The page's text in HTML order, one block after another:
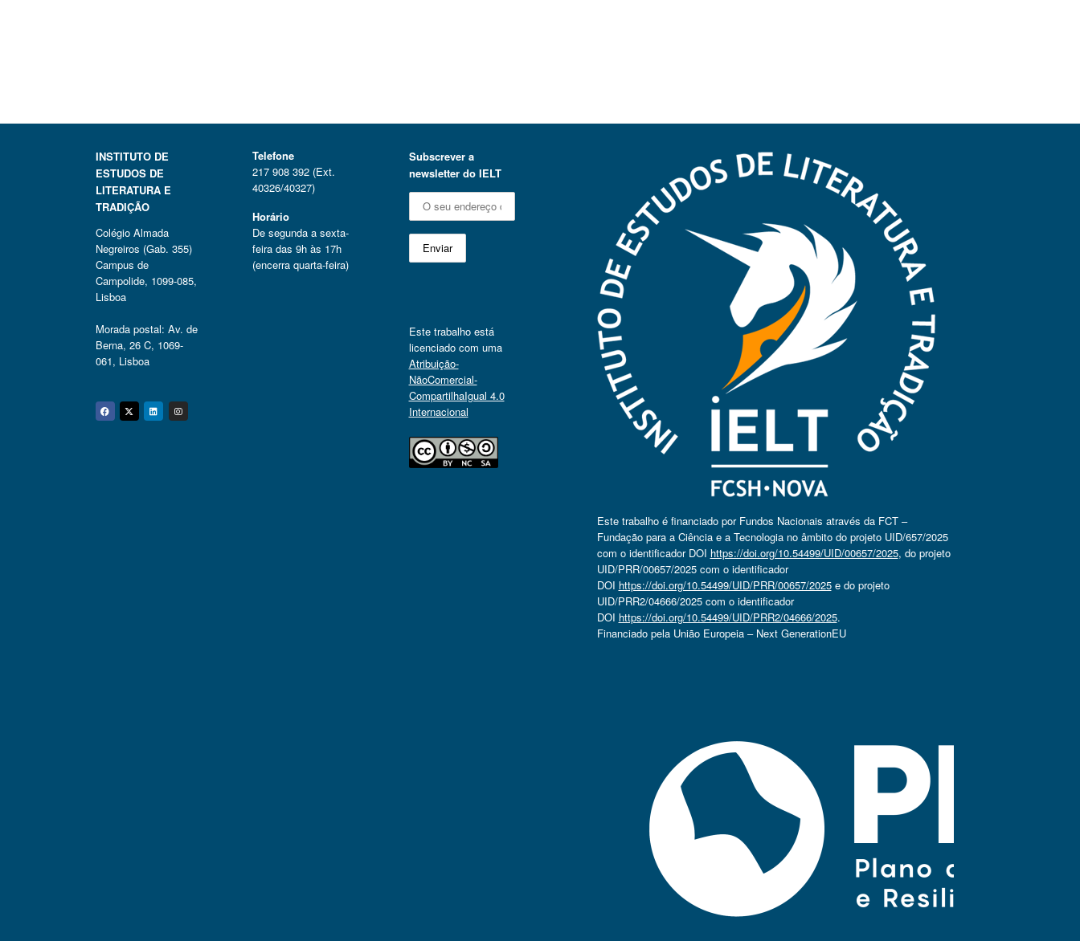
INSTITUTO DE
ESTUDOS DE
LITERATURA E
TRADIÇÃO
Colégio Almada
Negreiros (Gab. 355)
Campus de
Campolide, 1099-085,
Lisboa
Morada postal: Av. de
Berna, 26 C, 1069-
061, Lisboa
Facebook
Twitter
Linkedin
Instagram
Telefone
217 908 392 (Ext.
40326/40327)
Horário
De segunda a sexta-
feira das 9h às 17h
(encerra quarta-feira)
Subscrever a
newsletter do IELT
Este trabalho está
licenciado com uma
Atribuição-
NãoComercial-
CompartilhaIgual 4.0
Internacional
Este trabalho é financiado por Fundos Nacionais através da FCT –
Fundação para a Ciência e a Tecnologia no âmbito do projeto UID/657/2025
com o identificador DOI https://doi.org/10.54499/UID/00657/2025, do projeto
UID/PRR/00657/2025 com o identificador
DOI https://doi.org/10.54499/UID/PRR/00657/2025e do projeto
UID/PRR2/04666/2025 com o identificador
DOI https://doi.org/10.54499/UID/PRR2/04666/2025.
Financiado pela União Europeia – Next GenerationEU